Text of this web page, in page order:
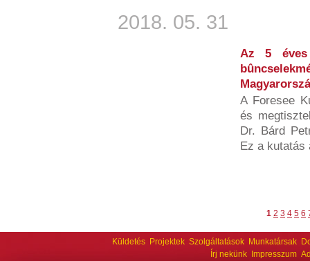
2018. 05. 31
Az 5 éves
A Foresee
és
Dr. Bárd
Ez a kutatás
1 2 3 4 5 6
Küldetés Projektek Szolgáltatások Munkatársak
Írj nekünk
Impresszum